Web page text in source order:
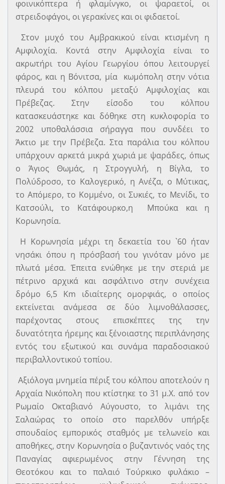
φοινικόπτερα ή φλαμίνγκο, οι ψαραετοί, οι
στρειδοφάγοι, οι γερακίνες και οι φιδαετοί.
Στον μυχό του Αμβρακικού είναι κτισμένη η
Αμφιλοχία. Κοντά στην Αμφιλοχία είναι το
ακρωτήρι του Αγίου Γεωργίου όπου λειτουργεί
φάρος, και η Βόνιτσα, μία κωμόπολη στην νότια
πλευρά του κόλπου μεταξύ Αμφιλοχίας και
Πρέβεζας. Στην είσοδο του κόλπου
κατασκευάστηκε και δόθηκε στη κυκλοφορία το
2002 υποθαλάσσια σήραγγα που συνδέει το
Άκτιο με την Πρέβεζα. Στα παράλια του κόλπου
υπάρχουν αρκετά μικρά χωριά με ψαράδες, όπως
ο Άγιος Θωμάς, η Στρογγυλή, η Βίγλα, το
Πολύδροσο, το Καλογερικό, η Ανέζα, ο Μύτικας,
το Απόμερο, το Κομμένο, οι Συκιές, το Μενίδι, το
Κατσούλι, το Κατάφουρκο,η Μπούκα και η
Κορωνησία.
Η Κορωνησία μέχρι τη δεκαετία του `60 ήταν
νησάκι όπου η πρόσβασή του γινόταν µόνο µε
πλωτά µέσα. Έπειτα ενώθηκε με την στεριά με
πέτρινο αρχικά και ασφάλτινο στην συνέχεια
δρόμο 6,5 Km ιδιαίτερης ομορφιάς, ο οποίος
εκτείνεται ανάμεσα σε δύο λιμνοθάλασσες,
παρέχοντας στους επισκέπτες της την
δυνατότητα ήρεμης και ξένοιαστης περιπλάνησης
εντός του εξωτικού και συνάμα παραδοσιακού
περιβαλλοντικού τοπίου.
Αξιόλογα μνημεία πέριξ του κόλπου αποτελούν η
Αρχαία Νικόπολη που κτίστηκε το 31 μ.Χ. από τον
Ρωμαίο Οκταβιανό Αύγουστο, το λιμάνι της
Σαλαώρας το οποίο στο παρελθόν υπήρξε
σπουδαίος εμπορικός σταθμός με τελωνείο και
αποθήκες, στην Κορωνησία ο βυζαντινός ναός της
Παναγίας αφιερωμένος στην Γέννηση της
Θεοτόκου και το παλαιό Τούρκικο φυλάκιο –